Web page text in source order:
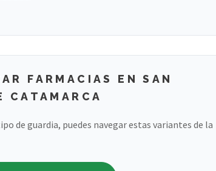
FARMACIAS EN SAN
CATAMARCA
de guardia, puedes navegar estas variantes de la